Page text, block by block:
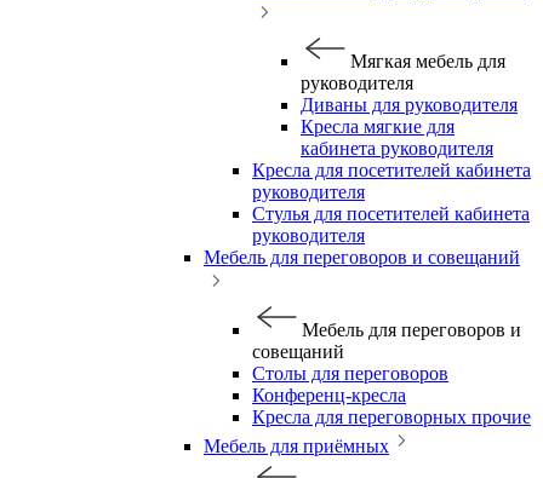
Мягкая мебель для
руководителя
Диваны для руководителя
Кресла мягкие для
кабинета руководителя
Кресла для посетителей кабинета
руководителя
Стулья для посетителей кабинета
руководителя
Мебель для переговоров и совещаний
Мебель для переговоров и
совещаний
Столы для переговоров
Конференц-кресла
Кресла для переговорных прочие
Мебель для приёмных